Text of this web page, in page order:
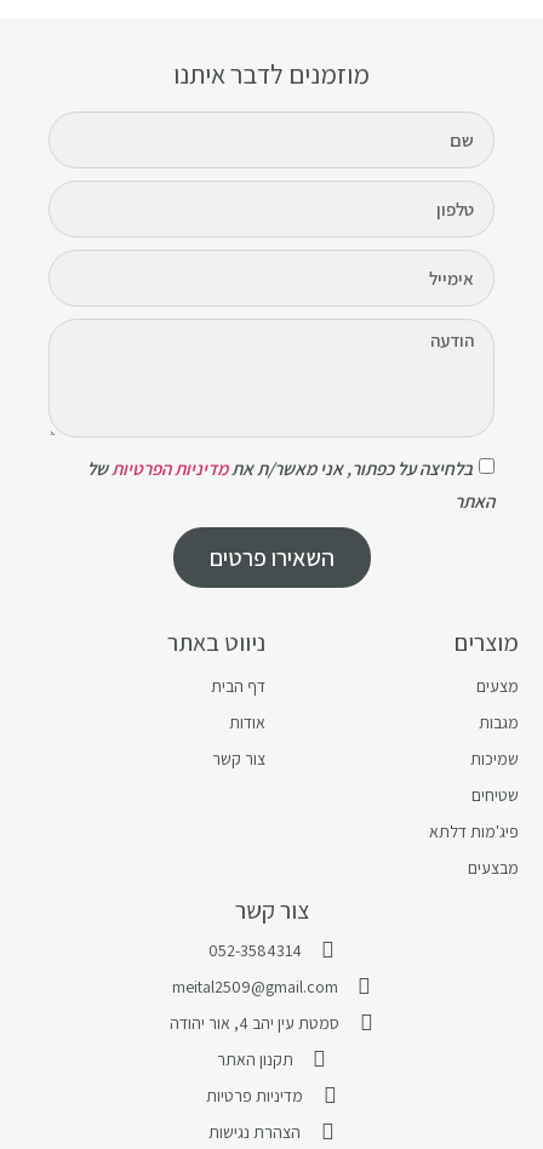
צור קשר
052-3584314
meital2509@gmail.com
סמטת עין יהב 4, אור יהודה
תקנון האתר
מדיניות פרטיות
הצהרת נגישות
ניווט באתר
דף הבית
אודות
צור קשר
מוצרים
מצעים
מגבות
שמיכות
שטיחים
פיג'מות דלתא
מבצעים
מוזמנים לדבר איתנו
בלחיצה על כפתור, אני מאשר/ת אתמדיניות הפרטיותשל
האתר
השאירו פרטים